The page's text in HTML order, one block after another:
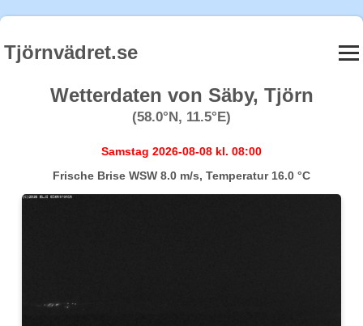
Tjörnvädret.se
Wetterdaten von Säby, Tjörn
(58.0°N, 11.5°E)
Samstag 2026-08-08 kl. 08:00
Frische Brise WSW 8.0 m/s, Temperatur 16.0 °C